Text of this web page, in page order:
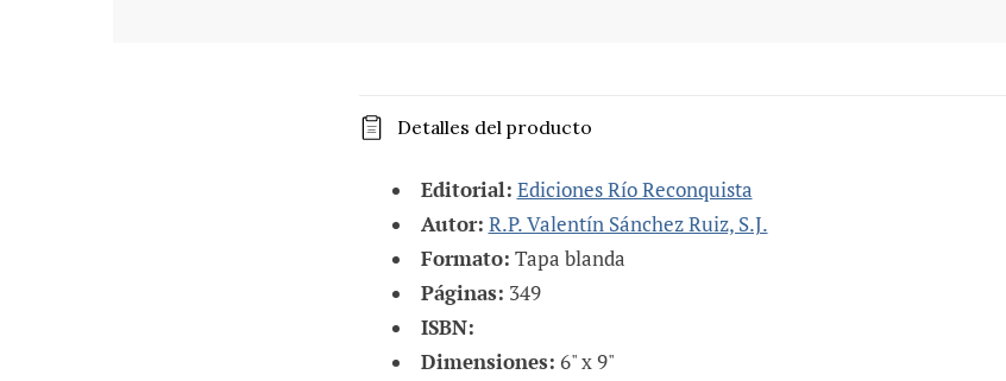
C
o
Detalles del producto
Editorial: Ediciones Río Reconquista
Autor: R.P. Valentín Sánchez Ruiz, S.J.
Formato: Tapa blanda
Páginas: 349
ISBN:
Dimensiones: 6" x 9"